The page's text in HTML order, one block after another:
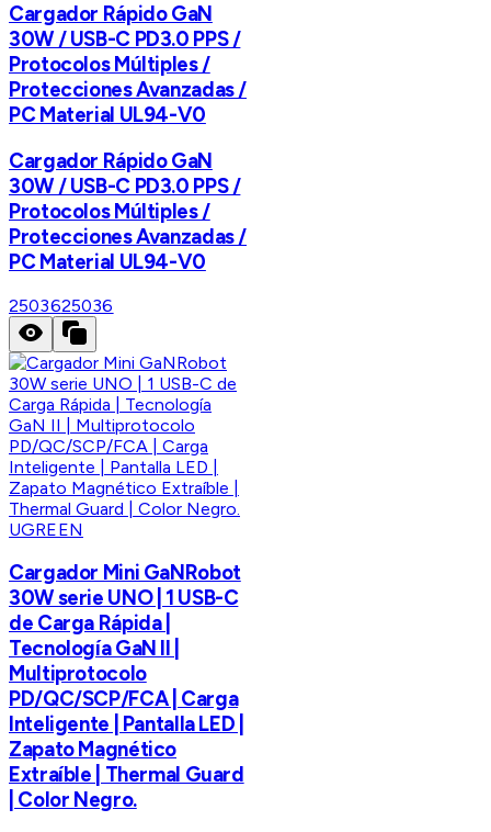
Cargador Rápido GaN
30W / USB-C PD3.0 PPS /
Protocolos Múltiples /
Protecciones Avanzadas /
PC Material UL94-V0
Cargador Rápido GaN
30W / USB-C PD3.0 PPS /
Protocolos Múltiples /
Protecciones Avanzadas /
PC Material UL94-V0
2503625036
UGREEN
Cargador Mini GaNRobot
30W serie UNO | 1 USB-C
de Carga Rápida |
Tecnología GaN II |
Multiprotocolo
PD/QC/SCP/FCA | Carga
Inteligente | Pantalla LED |
Zapato Magnético
Extraíble | Thermal Guard
| Color Negro.